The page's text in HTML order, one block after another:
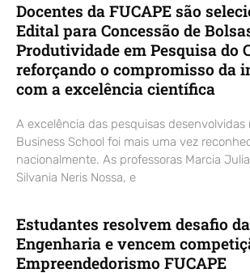
Docentes da FUCAPE são
Edital para Concessão de
Produtividade em Pesquisa do
reforçando o compromisso da
com a excelência científica
A excelência das pesquisas desenvolvidas
Business School foi mais uma vez
nacionalmente. As professoras Marcia
Silvania Neris Nossa, e
Estudantes resolvem desafio
Engenharia e vencem
Empreendedorismo FUCAPE